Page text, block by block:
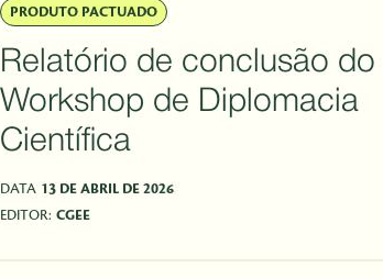
PRODUTO PACTUADO
Relatório de conclusão do
Workshop de Diplomacia
Científica
DATA 13 DE ABRIL DE 2026
EDITOR: CGEE